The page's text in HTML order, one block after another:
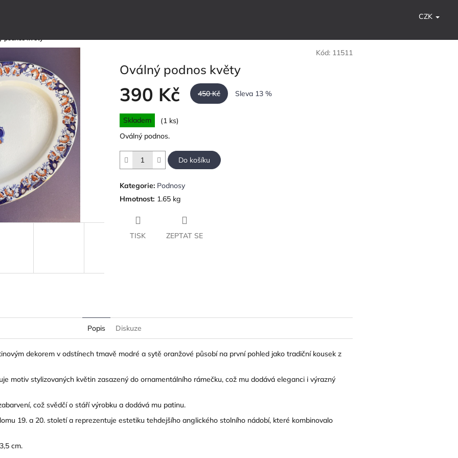
CZK
Kód: 11511
Oválný podnos květy
390 Kč 450 Kč
Sleva 13 %
Měrná
cena:
Skladem
(1 ks)
Oválný podnos.
Do košíku
Kategorie: Podnosy
Hmotnost: 1.65 kg
TISK ZEPTAT SE
Popis Diskuze
dekorem v odstínech tmavě modré a sytě oranžové působí na první pohled jako tradiční kousek z
motiv stylizovaných květin zasazený do ornamentálního rámečku, což mu dodává eleganci i výrazný
což svědčí o stáří výrobku a dodává mu patinu.
19. a 20. století a reprezentuje estetiku tehdejšího anglického stolního nádobí, které kombinovalo
cm.